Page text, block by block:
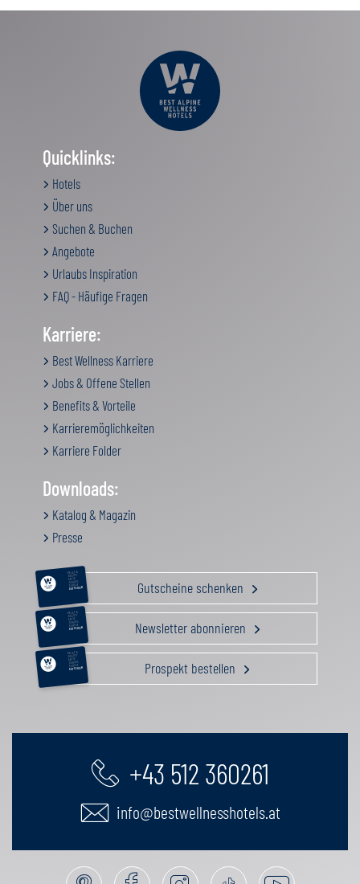
Quicklinks:
Hotels
Über uns
Suchen & Buchen
Angebote
Urlaubs Inspiration
FAQ - Häufige Fragen
Karriere:
Best Wellness Karriere
Jobs & Offene Stellen
Benefits & Vorteile
Karrieremöglichkeiten
Karriere Folder
Downloads:
Katalog & Magazin
Presse
RELAX &
BEAUTY
AKTIV
GENUSS
FAMILIE
GUTSCHEIN Gutscheine schenken
RELAX &
BEAUTY
AKTIV
GENUSS
FAMILIE
GUTSCHEIN Newsletter abonnieren
RELAX &
BEAUTY
AKTIV
GENUSS
FAMILIE
GUTSCHEIN Prospekt bestellen
+43 512 360261
info@bestwellnesshotels.at